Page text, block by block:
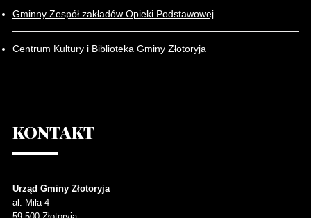
Gminny Zespół zakładów Opieki Podstawowej
Centrum Kultury i Biblioteka Gminy Złotoryja
KONTAKT
Urząd Gminy Złotoryja
al. Miła 4
59-500 Złotoryja